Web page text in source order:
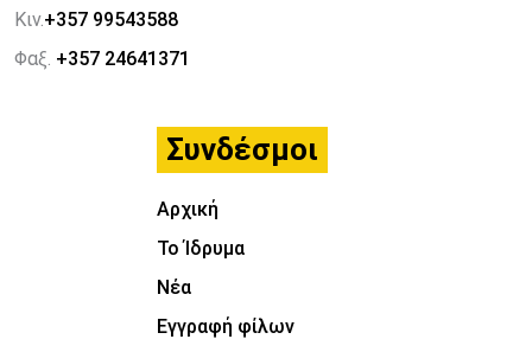
Κιν.+357 99543588
Φαξ. +357 24641371
Συνδέσμοι
Αρχική
Το Ίδρυμα
Νέα
Εγγραφή φίλων